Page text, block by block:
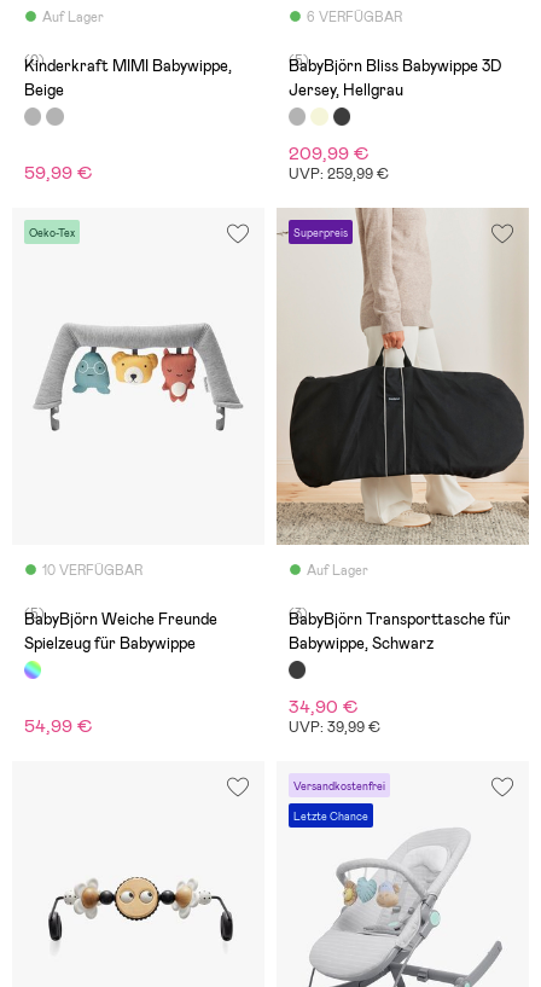
Auf Lager
(0)
Kinderkraft MIMI Babywippe,
Beige
59,99 €
6 VERFÜGBAR
(5)
BabyBjörn Bliss Babywippe 3D
Jersey, Hellgrau
209,99 €
UVP: 259,99 €
Oeko-Tex
10 VERFÜGBAR
(5)
BabyBjörn Weiche Freunde
Spielzeug für Babywippe
54,99 €
Superpreis
Auf Lager
(3)
BabyBjörn Transporttasche für
Babywippe, Schwarz
34,90 €
UVP: 39,99 €
Versandkostenfrei
Letzte Chance